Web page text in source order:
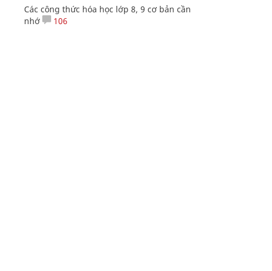
Các công thức hóa học lớp 8, 9 cơ bản cần
nhớ
106